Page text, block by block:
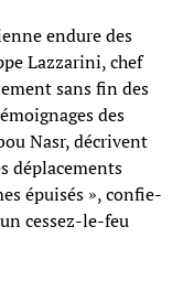
endure des
Lazzarini, chef
sans fin des
des
Nasr, décrivent
déplacements
épuisés », confie-
cessez-le-feu